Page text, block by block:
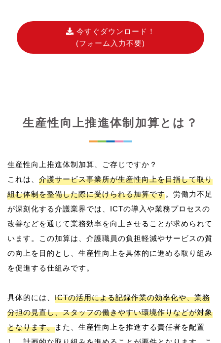
今すぐダウンロード！
(フォーム入力不要)
生産性向上推進体制加算とは？
生産性向上推進体制加算、ご存じですか？
これは、 介護サービス事業所が生産性向上を目指して取り
組む体制を整備した際に受けられる加算です。労働力不足
が深刻化する介護業界では、ICTの導入や業務プロセスの
改善などを通じて業務効率を向上させることが求められて
います。この加算は、介護職員の負担軽減やサービスの質
の向上を目的とし、生産性向上を具体的に進める取り組み
を促進する仕組みです。
具体的には、 ICTの活用による記録作業の効率化や、業務
分担の見直し、スタッフの働きやすい環境作りなどが対象
となります。また、生産性向上を推進する責任者を配置